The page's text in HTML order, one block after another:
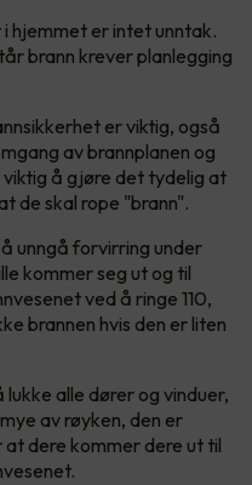
hjemmet er intet unntak.
brann krever planlegging
er viktig, også
av brannplanen og
å gjøre det tydelig at
de skal rope "brann".
unngå forvirring under
kommer seg ut og til
ved å ringe 110,
brannen hvis den er liten
lukke alle dører og vinduer,
av røyken, den er
dere kommer dere ut til